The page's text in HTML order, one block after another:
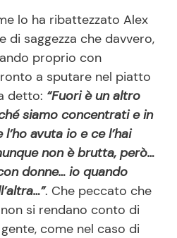
lo ha ribattezzato Alex
di saggezza che davvero,
proprio con
a sputare nel piatto
detto: “Fuori è un altro
siamo concentrati e in
avuta io e ce l’hai
non è brutta, però…
donne… io quando
. Che peccato che
si rendano conto di
come nel caso di